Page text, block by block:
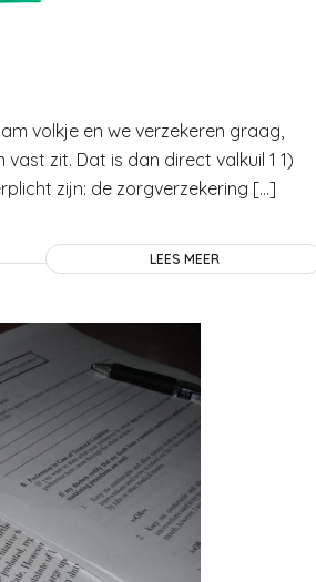
volkje en we verzekeren graag,
zit. Dat is dan direct valkuil 1 1)
zijn: de zorgverzekering […]
LEES MEER